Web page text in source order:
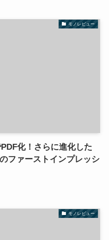
モノレビュー
化！さらに進化した
ファーストインプレッシ
モノレビュー